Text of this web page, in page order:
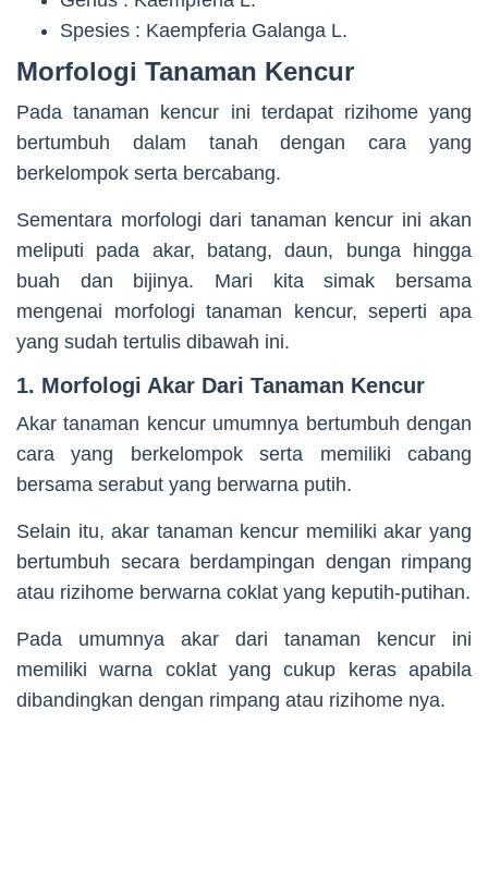
Spesies : Kaempferia Galanga L.
Morfologi Tanaman Kencur
Pada tanaman kencur ini terdapat rizihome yang
bertumbuh dalam tanah dengan cara yang
berkelompok serta bercabang.
Sementara morfologi dari tanaman kencur ini akan
meliputi pada akar, batang, daun, bunga hingga
buah dan bijinya. Mari kita simak bersama
mengenai morfologi tanaman kencur, seperti apa
yang sudah tertulis dibawah ini.
1. Morfologi Akar Dari Tanaman Kencur
Akar tanaman kencur umumnya bertumbuh dengan
cara yang berkelompok serta memiliki cabang
bersama serabut yang berwarna putih.
Selain itu, akar tanaman kencur memiliki akar yang
bertumbuh secara berdampingan dengan rimpang
atau rizihome berwarna coklat yang keputih-putihan.
Pada umumnya akar dari tanaman kencur ini
memiliki warna coklat yang cukup keras apabila
dibandingkan dengan rimpang atau rizihome nya.